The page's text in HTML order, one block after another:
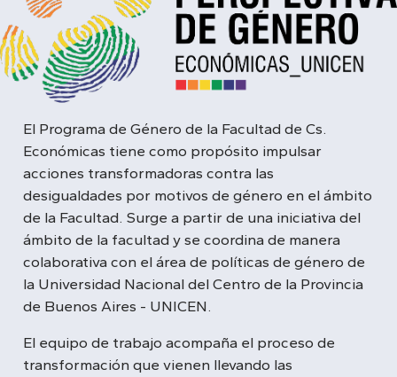
El Programa de Género de la Facultad de Cs.
Económicas tiene como propósito impulsar
acciones transformadoras contra las
desigualdades por motivos de género en el ámbito
de la Facultad. Surge a partir de una iniciativa del
ámbito de la facultad y se coordina de manera
colaborativa con el área de políticas de género de
la Universidad Nacional del Centro de la Provincia
de Buenos Aires - UNICEN.
El equipo de trabajo acompaña el proceso de
transformación que vienen llevando las